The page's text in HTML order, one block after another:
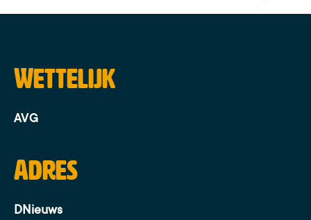
Wettelijk
AVG
Adres
DNieuws